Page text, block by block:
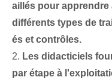
aillés pour
différents types de
és et ‌contrôles.
2. Les didacticiels
par étape à